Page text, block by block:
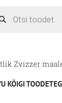
Zvizzer
KÕIGI